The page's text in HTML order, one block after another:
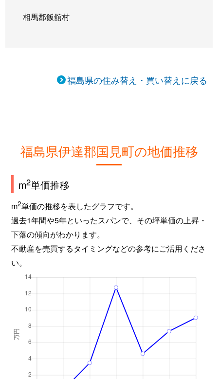
相馬郡飯舘村
福島県の住み替え・買い替えに戻る
福島県伊達郡国見町の地価推移
m2単価推移
m2単価の推移を表したグラフです。
過去1年間や5年といったスパンで、その坪単価の上昇・
下落の傾向がわかります。
不動産を売買するタイミングなどの参考にご活用くださ
い。